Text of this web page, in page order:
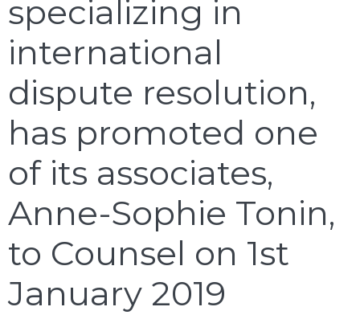
specializing in
international
dispute resolution,
has promoted one
of its associates,
Anne-Sophie Tonin,
to Counsel on 1st
January 2019